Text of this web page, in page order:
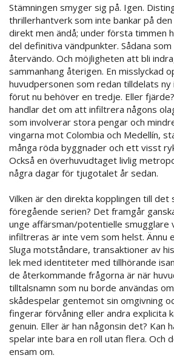
Stämningen smyger sig på. Igen.
thrillerhantverk som inte bankar på
direkt men ändå; under första timmen
del definitiva vändpunkter. Sådana
återvändo. Och möjligheten att bli
sammanhang återigen. En misslyckad
huvudpersonen som redan tilldelats
förut nu behöver en tredje. Eller
handlar det om att infiltrera någons
som involverar stora pengar och
vingarna mot Colombia och Medellín,
många röda byggnader och ett visst
Också en överhuvudtaget livlig
några dagar för tjugotalet år sedan.
Vilken är den direkta kopplingen till det
föregående serien? Det framgår
unge affärsman/potentielle smugglare
infiltreras är inte vem som helst. Ännu
Sluga motståndare, transaktioner av
lek med identiteter med tillhörande
de återkommande frågorna är när
tilltalsnamn som nu borde användas
skådespelar gentemot sin omgivning
fingerar förvåning eller andra explicita
genuin. Eller är han någonsin det? Kan
spelar inte bara en roll utan flera. Och
ensam om.